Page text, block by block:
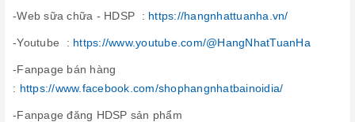
-Web sữa chữa - HDSP : https://hangnhattuanha.vn/
-Youtube : https://www.youtube.com/@HangNhatTuanHa
-Fanpage bán hàng
: https://www.facebook.com/shophangnhatbainoidia/
-Fanpage đăng HDSP sản phẩm